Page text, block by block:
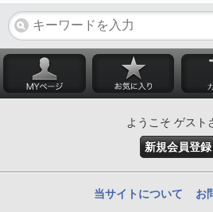
ようこそ ゲスト
新規会員登録
当サイトについて お